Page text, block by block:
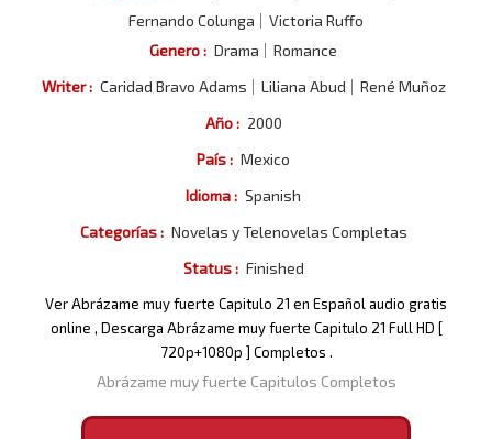
Fernando Colunga
Victoria Ruffo
Genero : Drama
Romance
Writer : Caridad Bravo Adams Liliana Abud
René Muñoz
Año : 2000
País : Mexico
Idioma : Spanish
Categorías : Novelas y Telenovelas Completas
Status : Finished
Ver Abrázame muy fuerte Capitulo 21 en Español audio gratis
online , Descarga Abrázame muy fuerte Capitulo 21 Full HD [
720p+1080p ] Completos .
Abrázame muy fuerte Capitulos Completos